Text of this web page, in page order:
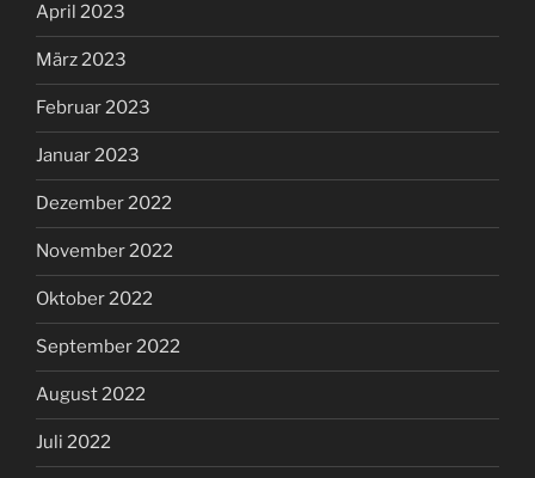
April 2023
März 2023
Februar 2023
Januar 2023
Dezember 2022
November 2022
Oktober 2022
September 2022
August 2022
Juli 2022